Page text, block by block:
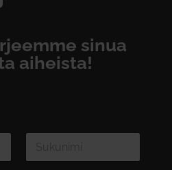
sinua
aiheista!